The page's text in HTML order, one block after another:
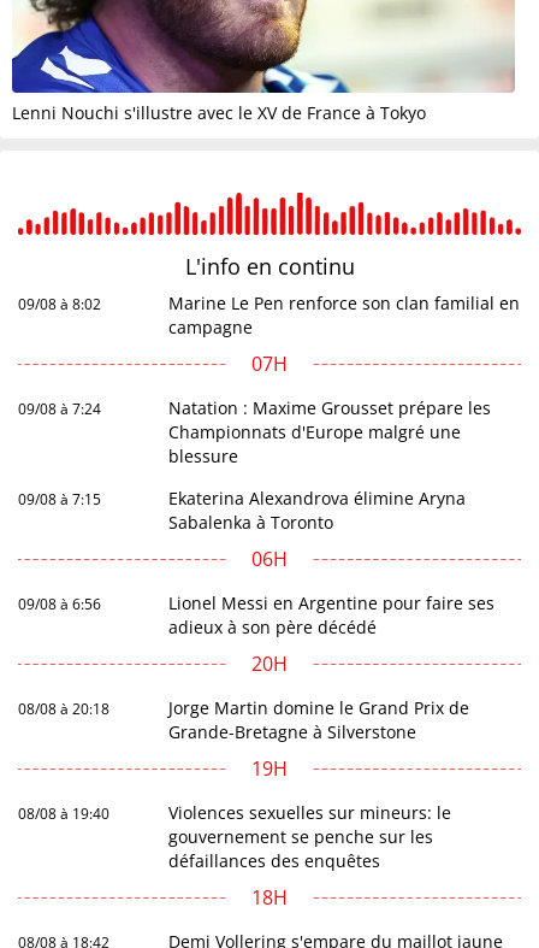
Lenni Nouchi s'illustre avec le XV de France à Tokyo
L'info en continu
09/08 à 8:02
Marine Le Pen renforce son clan familial en
campagne
07H
09/08 à 7:24
Natation : Maxime Grousset prépare les
Championnats d'Europe malgré une
blessure
09/08 à 7:15
Ekaterina Alexandrova élimine Aryna
Sabalenka à Toronto
06H
09/08 à 6:56
Lionel Messi en Argentine pour faire ses
adieux à son père décédé
20H
08/08 à 20:18
Jorge Martin domine le Grand Prix de
Grande-Bretagne à Silverstone
19H
08/08 à 19:40
Violences sexuelles sur mineurs: le
gouvernement se penche sur les
défaillances des enquêtes
18H
08/08 à 18:42
Demi Vollering s'empare du maillot jaune